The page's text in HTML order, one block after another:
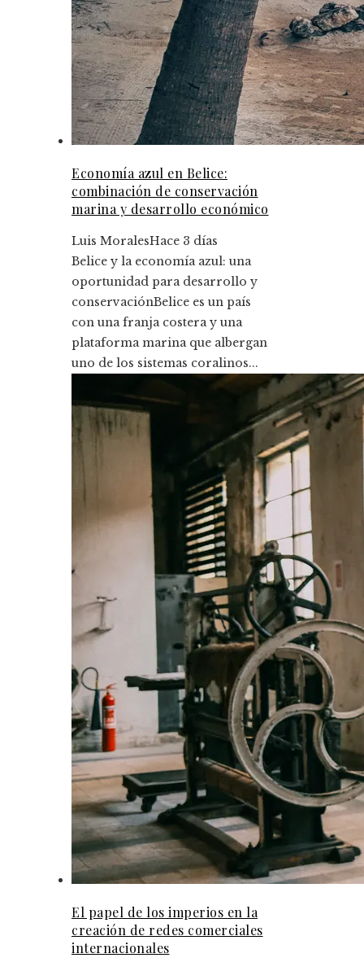
Economía azul en Belice:
combinación de conservación
marina y desarrollo económico
Luis MoralesHace 3 días
Belice y la economía azul: una
oportunidad para desarrollo y
conservaciónBelice es un país
con una franja costera y una
plataforma marina que albergan
uno de los sistemas coralinos...
El papel de los imperios en la
creación de redes comerciales
internacionales